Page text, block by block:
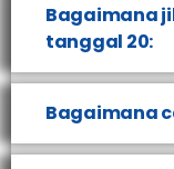
Bagaimana
tanggal 20:
Bagaimana